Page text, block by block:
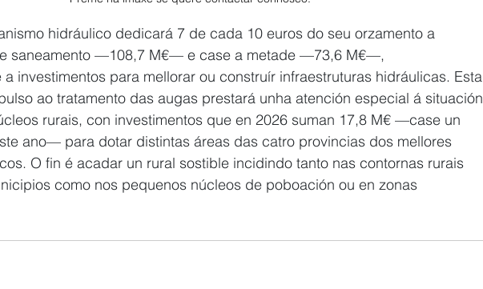
hidráulico dedicará 7 de cada 10 euros do seu orzamento a
saneamento —108,7 M€— e case a metade —73,6 M€—,
investimentos para mellorar ou construír infraestruturas hidráulicas. Esta
ao tratamento das augas prestará unha atención especial á situación
rurais, con investimentos que en 2026 suman 17,8 M€ —case un
ano— para dotar distintas áreas das catro provincias dos mellores
O fin é acadar un rural sostible incidindo tanto nas contornas rurais
como nos pequenos núcleos de poboación ou en zonas